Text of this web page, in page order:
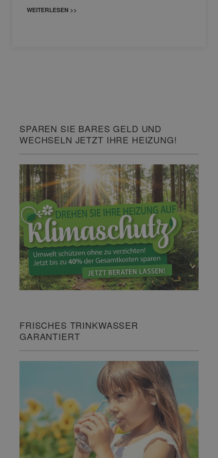
WEITERLESEN >>
SPAREN SIE BARES GELD UND
WECHSELN JETZT IHRE HEIZUNG!
FRISCHES TRINKWASSER
GARANTIERT